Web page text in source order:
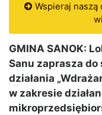
Wspieraj naszą
GMINA SANOK:
Sanu zaprasza do
działania
w zakresie